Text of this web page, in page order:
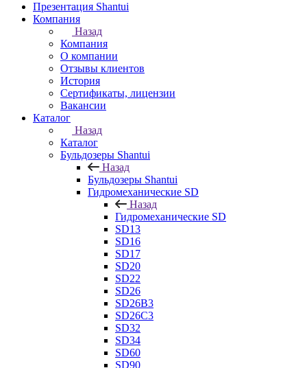
Презентация Shantui
Компания
Назад
Компания
О компании
Отзывы клиентов
История
Сертификаты, лицензии
Вакансии
Каталог
Назад
Каталог
Бульдозеры Shantui
Назад
Бульдозеры Shantui
Гидромеханические SD
Назад
Гидромеханические SD
SD13
SD16
SD17
SD20
SD22
SD26
SD26B3
SD26C3
SD32
SD34
SD60
SD90